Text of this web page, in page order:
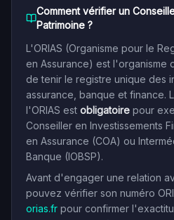
Comment vérifier un
Patrimoine ?
L'ORIAS (Organisme pour le
en Assurance) est l'organisme
de tenir le registre unique des
assurance, banque et finance.
l'ORIAS est obligatoire pour
Conseiller en Investissements
en Assurance (COA) ou
Banque (IOBSP).
Avant d'engager une relation
pouvez vérifier son numéro
orias.fr pour confirmer